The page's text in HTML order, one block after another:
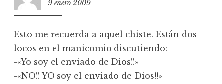
9 enero 2009
Esto me recuerda a aquel chiste. Están dos
locos en el manicomio discutiendo:
-«Yo soy el enviado de Dios!!»
-«NO!! YO soy el enviado de Dios!!»